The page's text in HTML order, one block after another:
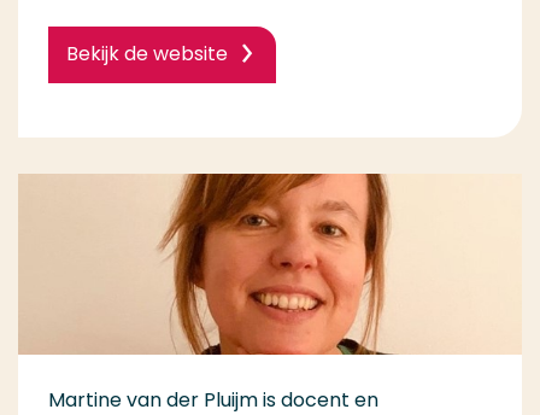
Bekijk de website
Martine van der Pluijm is docent en